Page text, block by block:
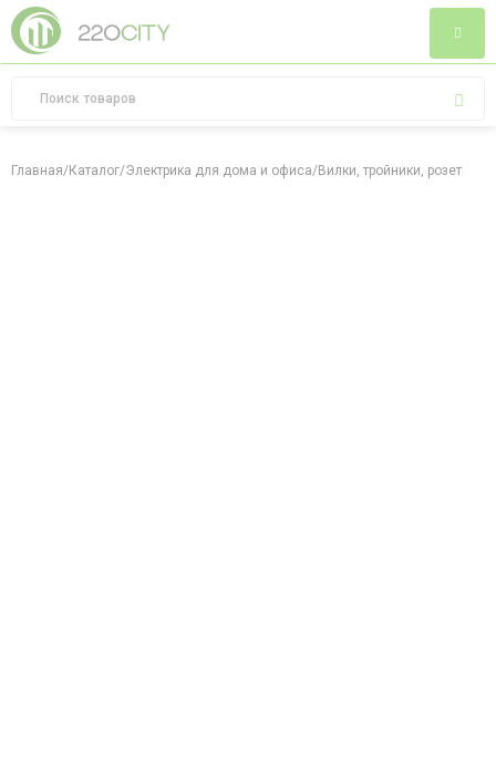
Главная/Каталог/Электрика для дома и офиса/Вилки, тройники, розетки